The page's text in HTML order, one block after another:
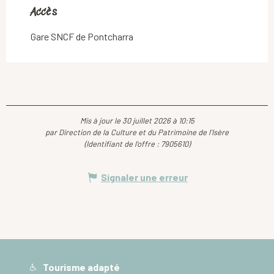
Accès
Accès
Gare SNCF de Pontcharra
Mis à jour le 30 juillet 2026 à 10:15
par Direction de la Culture et du Patrimoine de l'Isère
(Identifiant de l'offre : 7905610)
Signaler une erreur
Tourisme adapté